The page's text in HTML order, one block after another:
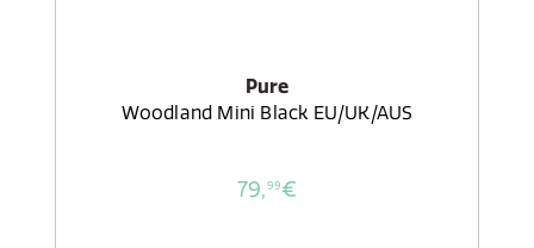
Pure
Woodland Mini Black EU/UK/AUS
79,99€